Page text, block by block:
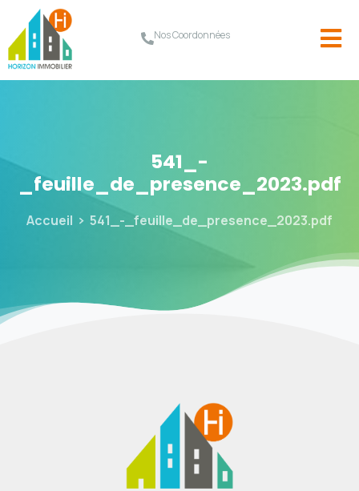
Nos Coordonnées
541_-
_feuille_de_presence_2023.pdf
Accueil 541_-_feuille_de_presence_2023.pdf